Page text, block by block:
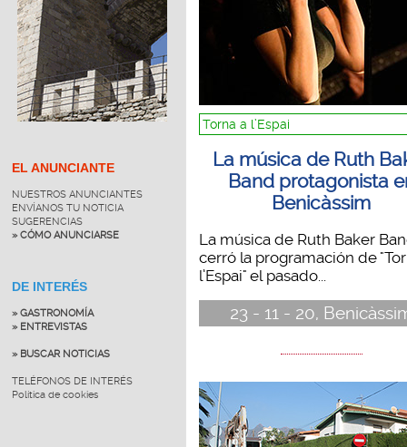
EL ANUNCIANTE
NUESTROS ANUNCIANTES
ENVÍANOS TU NOTICIA
SUGERENCIAS
» CÓMO ANUNCIARSE
DE INTERÉS
» GASTRONOMÍA
» ENTREVISTAS
» BUSCAR NOTICIAS
TELÉFONOS DE INTERÉS
Política de cookies
Torna a l’Espai
La música de Ruth
Band protagonista
Benicàssim
La música de Ruth Baker
cerró la programación de
l’Espai" el pasado...
23 - 11 - 20,